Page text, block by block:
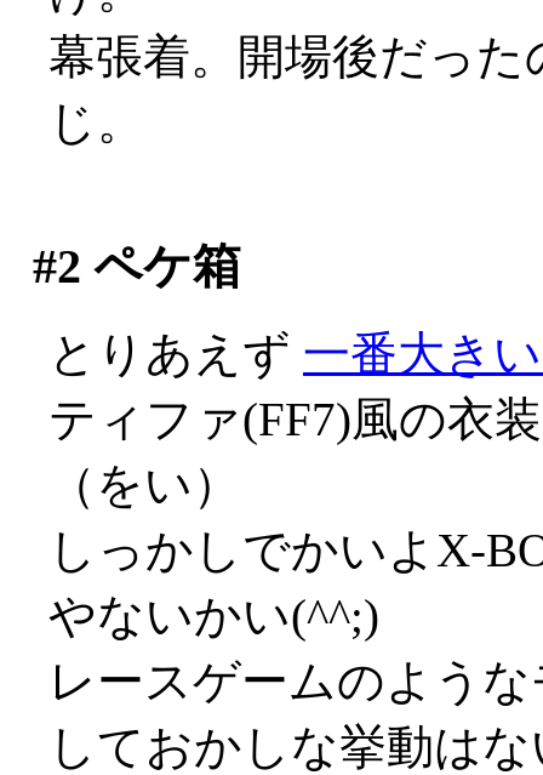
幕張着。開場後だっ
じ。
#2 ペケ箱
とりあえず 一番大き
ティファ(FF7)風の衣
（をい）
しっかしでかいよX-
やないかい(^^;)
レースゲームのよう
しておかしな挙動は